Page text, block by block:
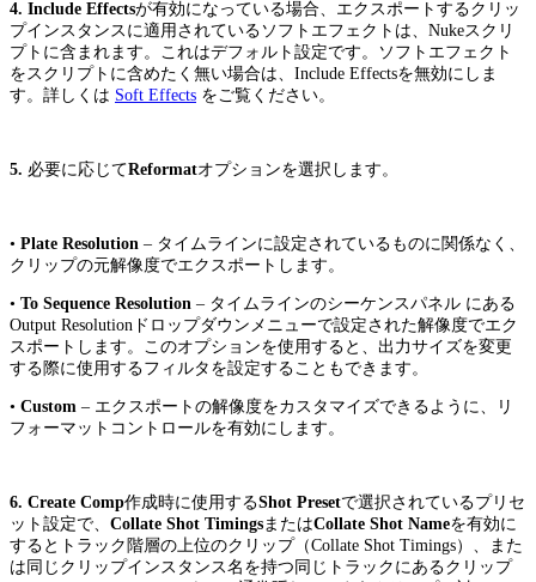
4. Include Effectsが有効になっている場合、エクスポートするクリッ
プインスタンスに適用されているソフトエフェクトは、Nukeスクリ
プトに含まれます。これはデフォルト設定です。ソフトエフェクト
をスクリプトに含めたく無い場合は、Include Effectsを無効にしま
す。詳しくは Soft Effects をご覧ください。
5. 必要に応じてReformatオプションを選択します。
• Plate Resolution – タイムラインに設定されているものに関係なく、
クリップの元解像度でエクスポートします。
• To Sequence Resolution – タイムラインのシーケンスパネル にある
Output Resolutionドロップダウンメニューで設定された解像度でエク
スポートします。このオプションを使用すると、出力サイズを変更
する際に使用するフィルタを設定することもできます。
• Custom – エクスポートの解像度をカスタマイズできるように、リ
フォーマットコントロールを有効にします。
6. Create Comp作成時に使用するShot Presetで選択されているプリセ
ット設定で、 Collate Shot TimingsまたはCollate Shot Nameを有効に
するとトラック階層の上位のクリップ（Collate Shot Timings）、また
は同じクリップインスタンス名を持つ同じトラックにあるクリップ